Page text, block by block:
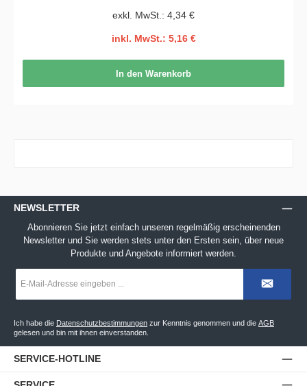
exkl. MwSt.: 4,34 €
inkl. MwSt.: 5,16 €
In den Warenkorb
NEWSLETTER
Abonnieren Sie jetzt einfach unseren regelmäßig erscheinenden
Newsletter und Sie werden stets unter den Ersten sein, über neue
Produkte und Angebote informiert werden.
Mail-
*
Ich habe die Datenschutzbestimmungen zur Kenntnis genommen und die AGB
gelesen und bin mit ihnen einverstanden.
SERVICE-HOTLINE